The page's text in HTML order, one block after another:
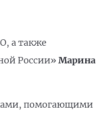
а также
России» Марина
помогающими